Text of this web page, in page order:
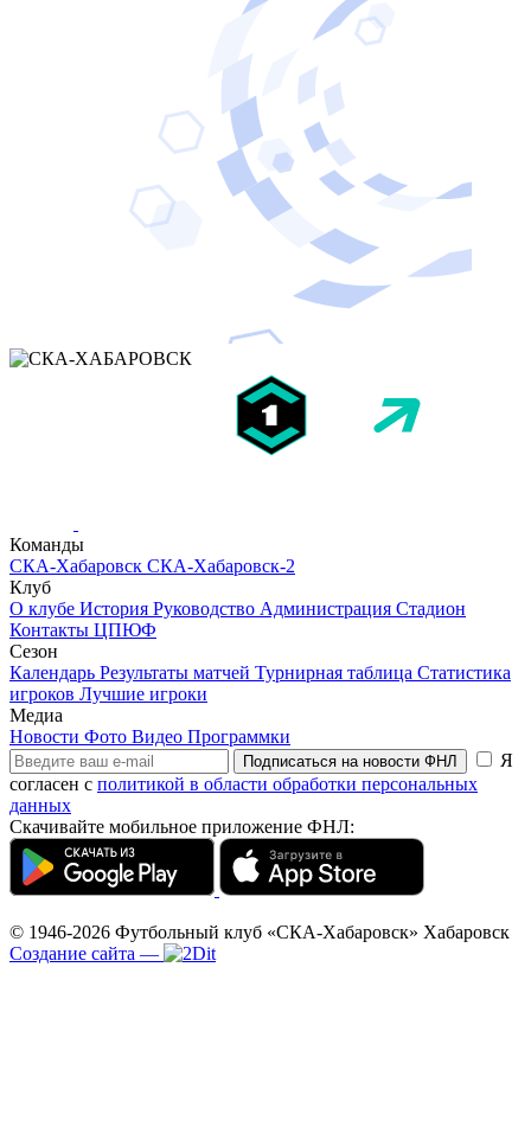
Команды
СКА-Хабаровск СКА-Хабаровск-2
Клуб
О клубе История Руководство Администрация Стадион
Контакты ЦПЮФ
Сезон
Календарь Результаты матчей Турнирная таблица Статистика
игроков Лучшие игроки
Медиа
Новости Фото Видео Программки
Подписаться на новости ФНЛ
Я
согласен с политикой в области обработки персональных
данных
Скачивайте мобильное приложение ФНЛ:
© 1946-2026 Футбольный клуб «СКА-Хабаровск» Хабаровск
Создание сайта —